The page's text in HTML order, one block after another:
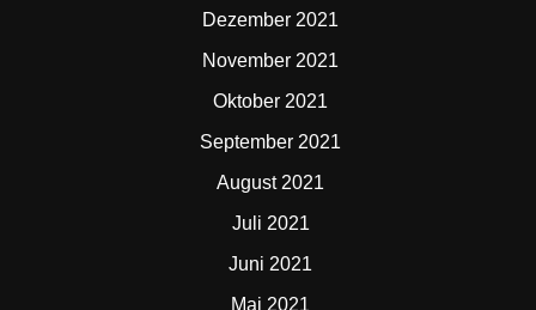
Dezember 2021
November 2021
Oktober 2021
September 2021
August 2021
Juli 2021
Juni 2021
Mai 2021